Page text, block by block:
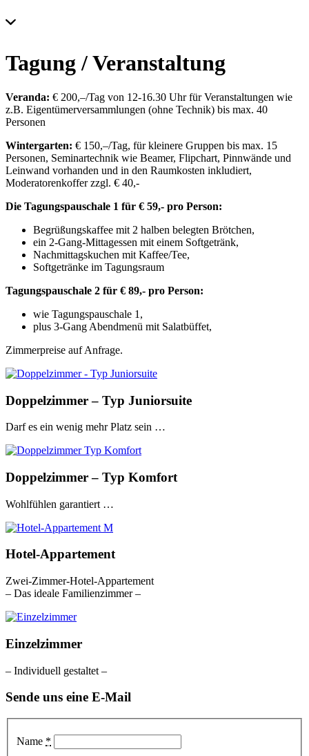
Tagung /Veranstaltung
Veranda: € 200,–/Tag von 12-16.30 Uhr für Veranstaltungen wie
z.B. Eigentümerversammlungen (ohne Technik) bis max. 40
Personen
Wintergarten: € 150,–/Tag, für kleinere Gruppen bis max. 15
Personen, Seminartechnik wie Beamer, Flipchart, Pinnwände und
Leinwand vorhanden und in den Raumkosten inkludiert,
Moderatorenkoffer zzgl. € 40,-
Die Tagungspauschale 1 für € 59,- pro Person:
Begrüßungskaffee mit 2 halben belegten Brötchen,
ein 2-Gang-Mittagessen mit einem Softgetränk,
Nachmittagskuchen mit Kaffee/Tee,
Softgetränke im Tagungsraum
Tagungspauschale 2 für € 89,- pro Person:
wie Tagungspauschale 1,
plus 3-Gang Abendmenü mit Salatbüffet,
Zimmerpreise auf Anfrage.
Doppelzimmer – Typ Juniorsuite
Darf es ein wenig mehr Platz sein …
Doppelzimmer – Typ Komfort
Wohlfühlen garantiert …
Hotel-Appartement
Zwei-Zimmer-Hotel-Appartement
– Das ideale Familienzimmer –
Einzelzimmer
– Individuell gestaltet –
Sende uns eine E-Mail
Name *